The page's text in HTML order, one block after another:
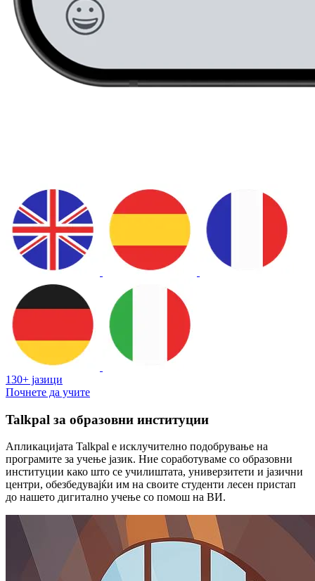
130+ јазици
Почнете да учите
Talkpal за образовни институции
Апликацијата Talkpal е исклучително подобрување на
програмите за учење јазик. Ние соработуваме со образовни
институции како што се училиштата, универзитети и јазични
центри, обезбедувајќи им на своите студенти лесен пристап
до нашето дигитално учење со помош на ВИ.